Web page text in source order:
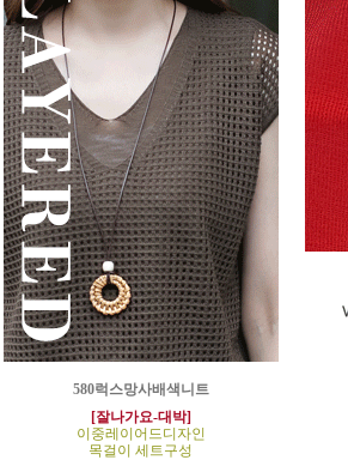
580럭스망사배색니트
[잘나가요-대박]
이중레이어드디자인
목걸이 세트구성